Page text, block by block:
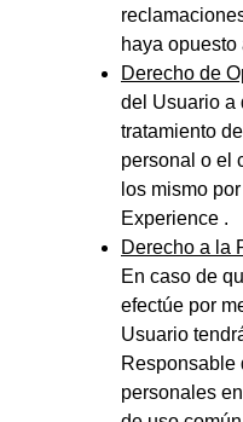
haya opuesto
Derecho de
del Usuario a
tratamiento
personal o el
los mismo
Experience .
Derecho a la
En caso de
efectúe por
Usuario
Responsable
personales